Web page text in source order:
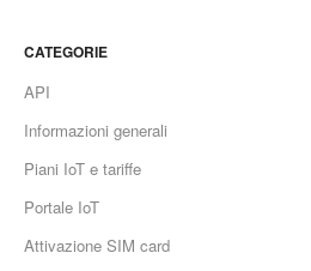
CATEGORIE
API
Informazioni generali
Piani IoT e tariffe
Portale IoT
Attivazione SIM card